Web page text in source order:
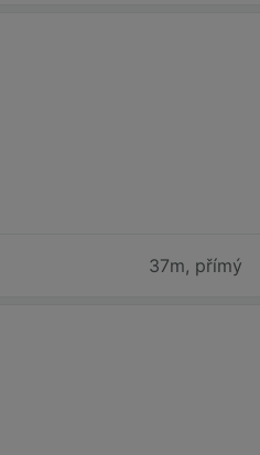
37m, přímý